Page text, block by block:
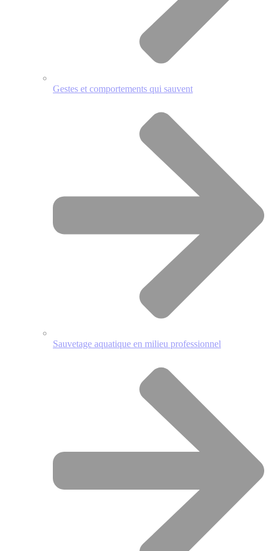
Gestes et comportements qui sauvent
Sauvetage aquatique en milieu professionnel